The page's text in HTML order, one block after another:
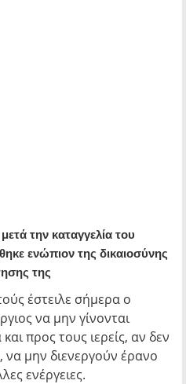
την καταγγελία του
ενώπιον της δικαιοσύνης
της
έστειλε σήμερα ο
να μην γίνονται
προς τους ιερείς, αν δεν
μην διενεργούν έρανο
ενέργειες.